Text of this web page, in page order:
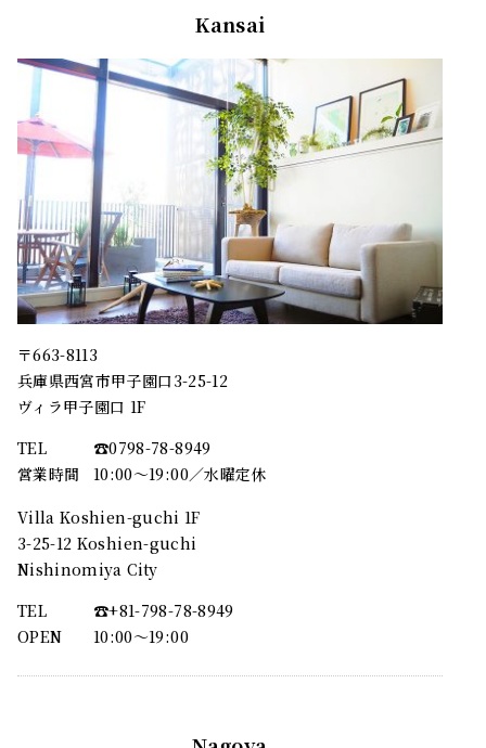
Kansai
〒663-8113
兵庫県西宮市甲子園口3-25-12
ヴィラ甲子園口 1F
TEL
☎︎0798-78-8949
営業時間
10:00～19:00／水曜定休
Villa Koshien-guchi 1F
3-25-12 Koshien-guchi
Nishinomiya City
TEL
☎︎+81-798-78-8949
OPEN
10:00〜19:00